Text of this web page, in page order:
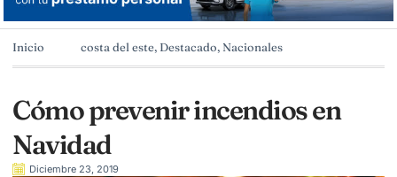
Inicio costa del este, Destacado,Nacionales
Cómo prevenir incendios en
Navidad
Diciembre 23, 2019